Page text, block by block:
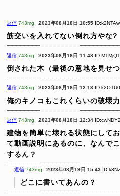
返信 743mg 2023年08月18日 10:55
筋交いを入れてない倒れ方やな?
返信 743mg 2023年08月18日 11:48
倒された木（最後の意地を見せ
返信 743mg 2023年08月18日 12:13
俺のキノコもこれくらいの破壊
返信 743mg 2023年08月18日 12:34
建物を簡単に壊れる状態にして
て動画説明にあるのに、なんで
するん？
返信 743mg 2023年08月19日 15:43
どこに書いてあんの？